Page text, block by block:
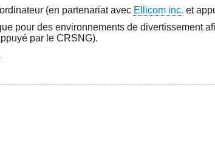
(en partenariat avec Ellicom inc. et
pour des environnements de divertissement
par le CRSNG).